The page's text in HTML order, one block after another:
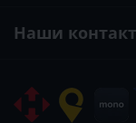
Наши